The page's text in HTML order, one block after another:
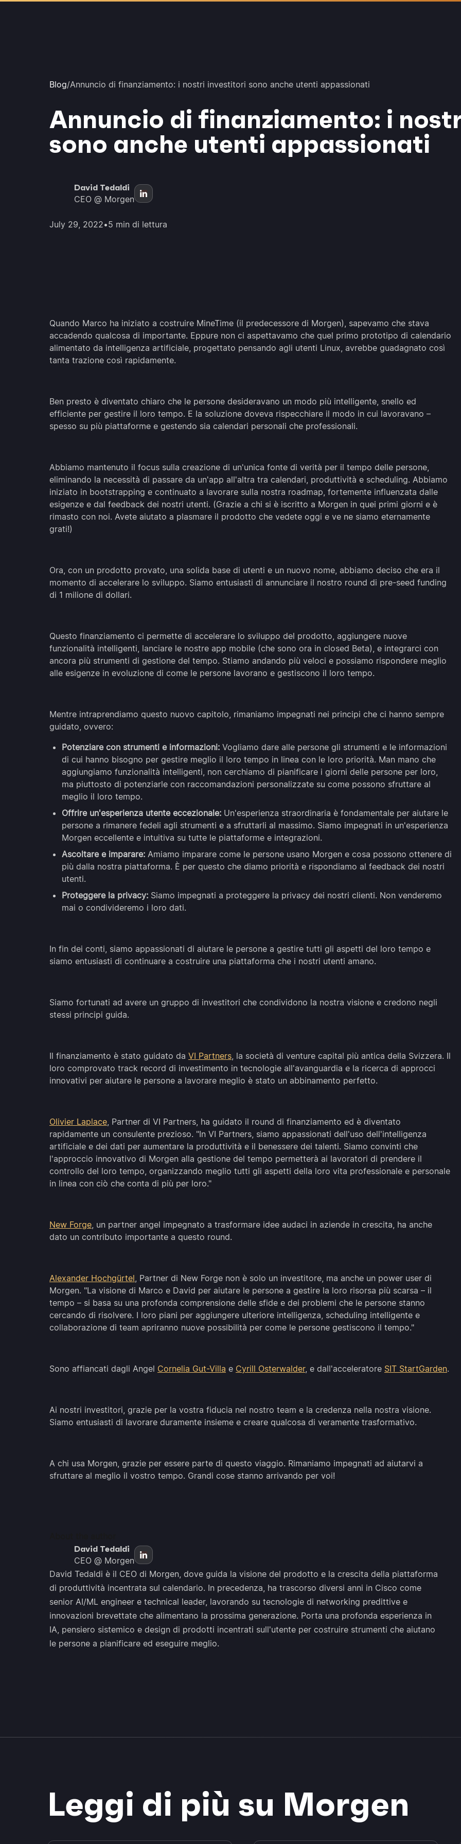
Blog/Annuncio di finanziamento: i nostri investitori sono anche utenti appassionati
Annuncio di finanziamento: i
sono anche utenti appassionati
David Tedaldi
CEO @ Morgen
July 29, 2022•5 min di lettura
Quando Marco ha iniziato a costruire MineTime (il predecessore di Morgen), sapevamo che stava
accadendo qualcosa di importante. Eppure non ci aspettavamo che quel primo prototipo di calendario
alimentato da intelligenza artificiale, progettato pensando agli utenti Linux, avrebbe guadagnato così
tanta trazione così rapidamente.
Ben presto è diventato chiaro che le persone desideravano un modo più intelligente, snello ed
efficiente per gestire il loro tempo. E la soluzione doveva rispecchiare il modo in cui lavoravano –
spesso su più piattaforme e gestendo sia calendari personali che professionali.
Abbiamo mantenuto il focus sulla creazione di un'unica fonte di verità per il tempo delle persone,
eliminando la necessità di passare da un'app all'altra tra calendari, produttività e scheduling. Abbiamo
iniziato in bootstrapping e continuato a lavorare sulla nostra roadmap, fortemente influenzata dalle
esigenze e dal feedback dei nostri utenti. (Grazie a chi si è iscritto a Morgen in quei primi giorni e è
rimasto con noi. Avete aiutato a plasmare il prodotto che vedete oggi e ve ne siamo eternamente
grati!)
Ora, con un prodotto provato, una solida base di utenti e un nuovo nome, abbiamo deciso che era il
momento di accelerare lo sviluppo. Siamo entusiasti di annunciare il nostro round di pre-seed funding
di 1 milione di dollari.
Questo finanziamento ci permette di accelerare lo sviluppo del prodotto, aggiungere nuove
funzionalità intelligenti, lanciare le nostre app mobile (che sono ora in closed Beta), e integrarci con
ancora più strumenti di gestione del tempo. Stiamo andando più veloci e possiamo rispondere meglio
alle esigenze in evoluzione di come le persone lavorano e gestiscono il loro tempo.
Mentre intraprendiamo questo nuovo capitolo, rimaniamo impegnati nei principi che ci hanno sempre
guidato, ovvero:
Potenziare con strumenti e informazioni: Vogliamo dare alle persone gli strumenti e le informazioni
di cui hanno bisogno per gestire meglio il loro tempo in linea con le loro priorità. Man mano che
aggiungiamo funzionalità intelligenti, non cerchiamo di pianificare i giorni delle persone per loro,
ma piuttosto di potenziarle con raccomandazioni personalizzate su come possono sfruttare al
meglio il loro tempo.
Offrire un'esperienza utente eccezionale: Un'esperienza straordinaria è fondamentale per aiutare le
persone a rimanere fedeli agli strumenti e a sfruttarli al massimo. Siamo impegnati in un'esperienza
Morgen eccellente e intuitiva su tutte le piattaforme e integrazioni.
Ascoltare e imparare: Amiamo imparare come le persone usano Morgen e cosa possono ottenere di
più dalla nostra piattaforma. È per questo che diamo priorità e rispondiamo al feedback dei nostri
utenti.
Proteggere la privacy: Siamo impegnati a proteggere la privacy dei nostri clienti. Non venderemo
mai o condivideremo i loro dati.
In fin dei conti, siamo appassionati di aiutare le persone a gestire tutti gli aspetti del loro tempo e
siamo entusiasti di continuare a costruire una piattaforma che i nostri utenti amano.
Siamo fortunati ad avere un gruppo di investitori che condividono la nostra visione e credono negli
stessi principi guida.
Il finanziamento è stato guidato da VI Partners, la società di venture capital più antica della Svizzera. Il
loro comprovato track record di investimento in tecnologie all'avanguardia e la ricerca di approcci
innovativi per aiutare le persone a lavorare meglio è stato un abbinamento perfetto.
Olivier Laplace, Partner di VI Partners, ha guidato il round di finanziamento ed è diventato
rapidamente un consulente prezioso. "In VI Partners, siamo appassionati dell'uso dell'intelligenza
artificiale e dei dati per aumentare la produttività e il benessere dei talenti. Siamo convinti che
l'approccio innovativo di Morgen alla gestione del tempo permetterà ai lavoratori di prendere il
controllo del loro tempo, organizzando meglio tutti gli aspetti della loro vita professionale e personale
in linea con ciò che conta di più per loro."
New Forge, un partner angel impegnato a trasformare idee audaci in aziende in crescita, ha anche
dato un contributo importante a questo round.
Alexander Hochgürtel, Partner di New Forge non è solo un investitore, ma anche un power user di
Morgen. "La visione di Marco e David per aiutare le persone a gestire la loro risorsa più scarsa – il
tempo – si basa su una profonda comprensione delle sfide e dei problemi che le persone stanno
cercando di risolvere. I loro piani per aggiungere ulteriore intelligenza, scheduling intelligente e
collaborazione di team apriranno nuove possibilità per come le persone gestiscono il tempo."
Sono affiancati dagli Angel Cornelia Gut-Villa e Cyrill Osterwalder, e dall'acceleratore SIT StartGarden.
Ai nostri investitori, grazie per la vostra fiducia nel nostro team e la credenza nella nostra visione.
Siamo entusiasti di lavorare duramente insieme e creare qualcosa di veramente trasformativo.
A chi usa Morgen, grazie per essere parte di questo viaggio. Rimaniamo impegnati ad aiutarvi a
sfruttare al meglio il vostro tempo. Grandi cose stanno arrivando per voi!
David Tedaldi
CEO @ Morgen
David Tedaldi è il CEO di Morgen, dove guida la visione del prodotto e la crescita della piattaforma
di produttività incentrata sul calendario. In precedenza, ha trascorso diversi anni in Cisco come
senior AI/ML engineer e technical leader, lavorando su tecnologie di networking predittive e
innovazioni brevettate che alimentano la prossima generazione. Porta una profonda esperienza in
IA, pensiero sistemico e design di prodotti incentrati sull'utente per costruire strumenti che aiutano
le persone a pianificare ed eseguire meglio.
Leggi di più su Morgen